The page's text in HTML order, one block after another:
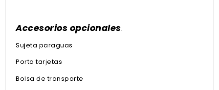
Accesorios opcionales.
Sujeta paraguas
Porta tarjetas
Bolsa de transporte